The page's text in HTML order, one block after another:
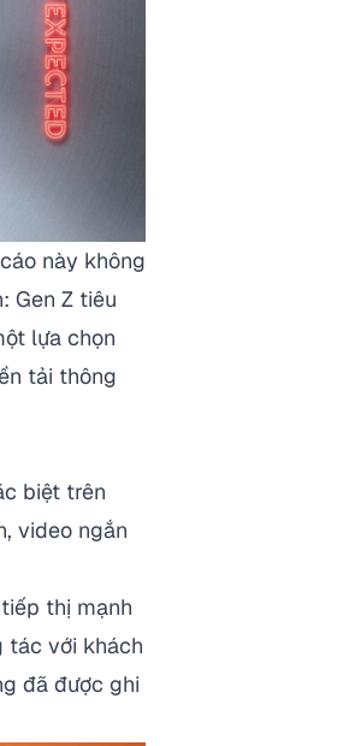
này không
Gen Z tiêu
lựa chọn
tải thông
biệt trên
video ngắn
thị mạnh
tác với khách
đã được ghi